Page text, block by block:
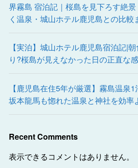
界霧島 宿泊記｜桜島を見下ろす絶
く温泉・城山ホテル鹿児島との比較
【実泊】城山ホテル鹿児島宿泊記|
り?桜島が見えなかった日の正直な
【鹿児島在住5年が厳選】霧島温泉
坂本龍馬も惚れた温泉と神社を効率
Recent Comments
表示できるコメントはありません。